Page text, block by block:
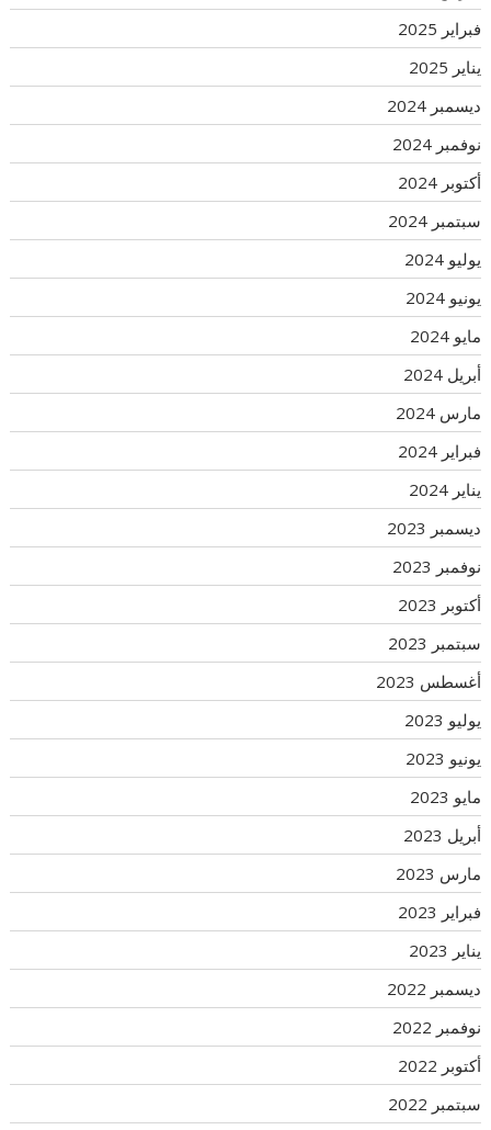
فبراير 2025
يناير 2025
ديسمبر 2024
نوفمبر 2024
أكتوبر 2024
سبتمبر 2024
يوليو 2024
يونيو 2024
مايو 2024
أبريل 2024
مارس 2024
فبراير 2024
يناير 2024
ديسمبر 2023
نوفمبر 2023
أكتوبر 2023
سبتمبر 2023
أغسطس 2023
يوليو 2023
يونيو 2023
مايو 2023
أبريل 2023
مارس 2023
فبراير 2023
يناير 2023
ديسمبر 2022
نوفمبر 2022
أكتوبر 2022
سبتمبر 2022